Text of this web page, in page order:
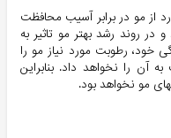
از مو در برابر آسیب محافظت
در روند رشد بهتر مو تاثیر به
خود، رطوبت مورد نیاز مو را
آن را نخواهد داد. بنابراین
مو نخواهد بود.